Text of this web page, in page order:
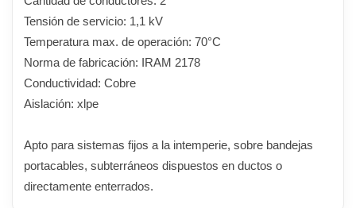
Tensión de servicio: 1,1 kV
Temperatura max. de operación: 70°C
Norma de fabricación: IRAM 2178
Conductividad: Cobre
Aislación: xlpe
Apto para sistemas fijos a la intemperie, sobre bandejas
portacables, subterráneos dispuestos en ductos o
directamente enterrados.